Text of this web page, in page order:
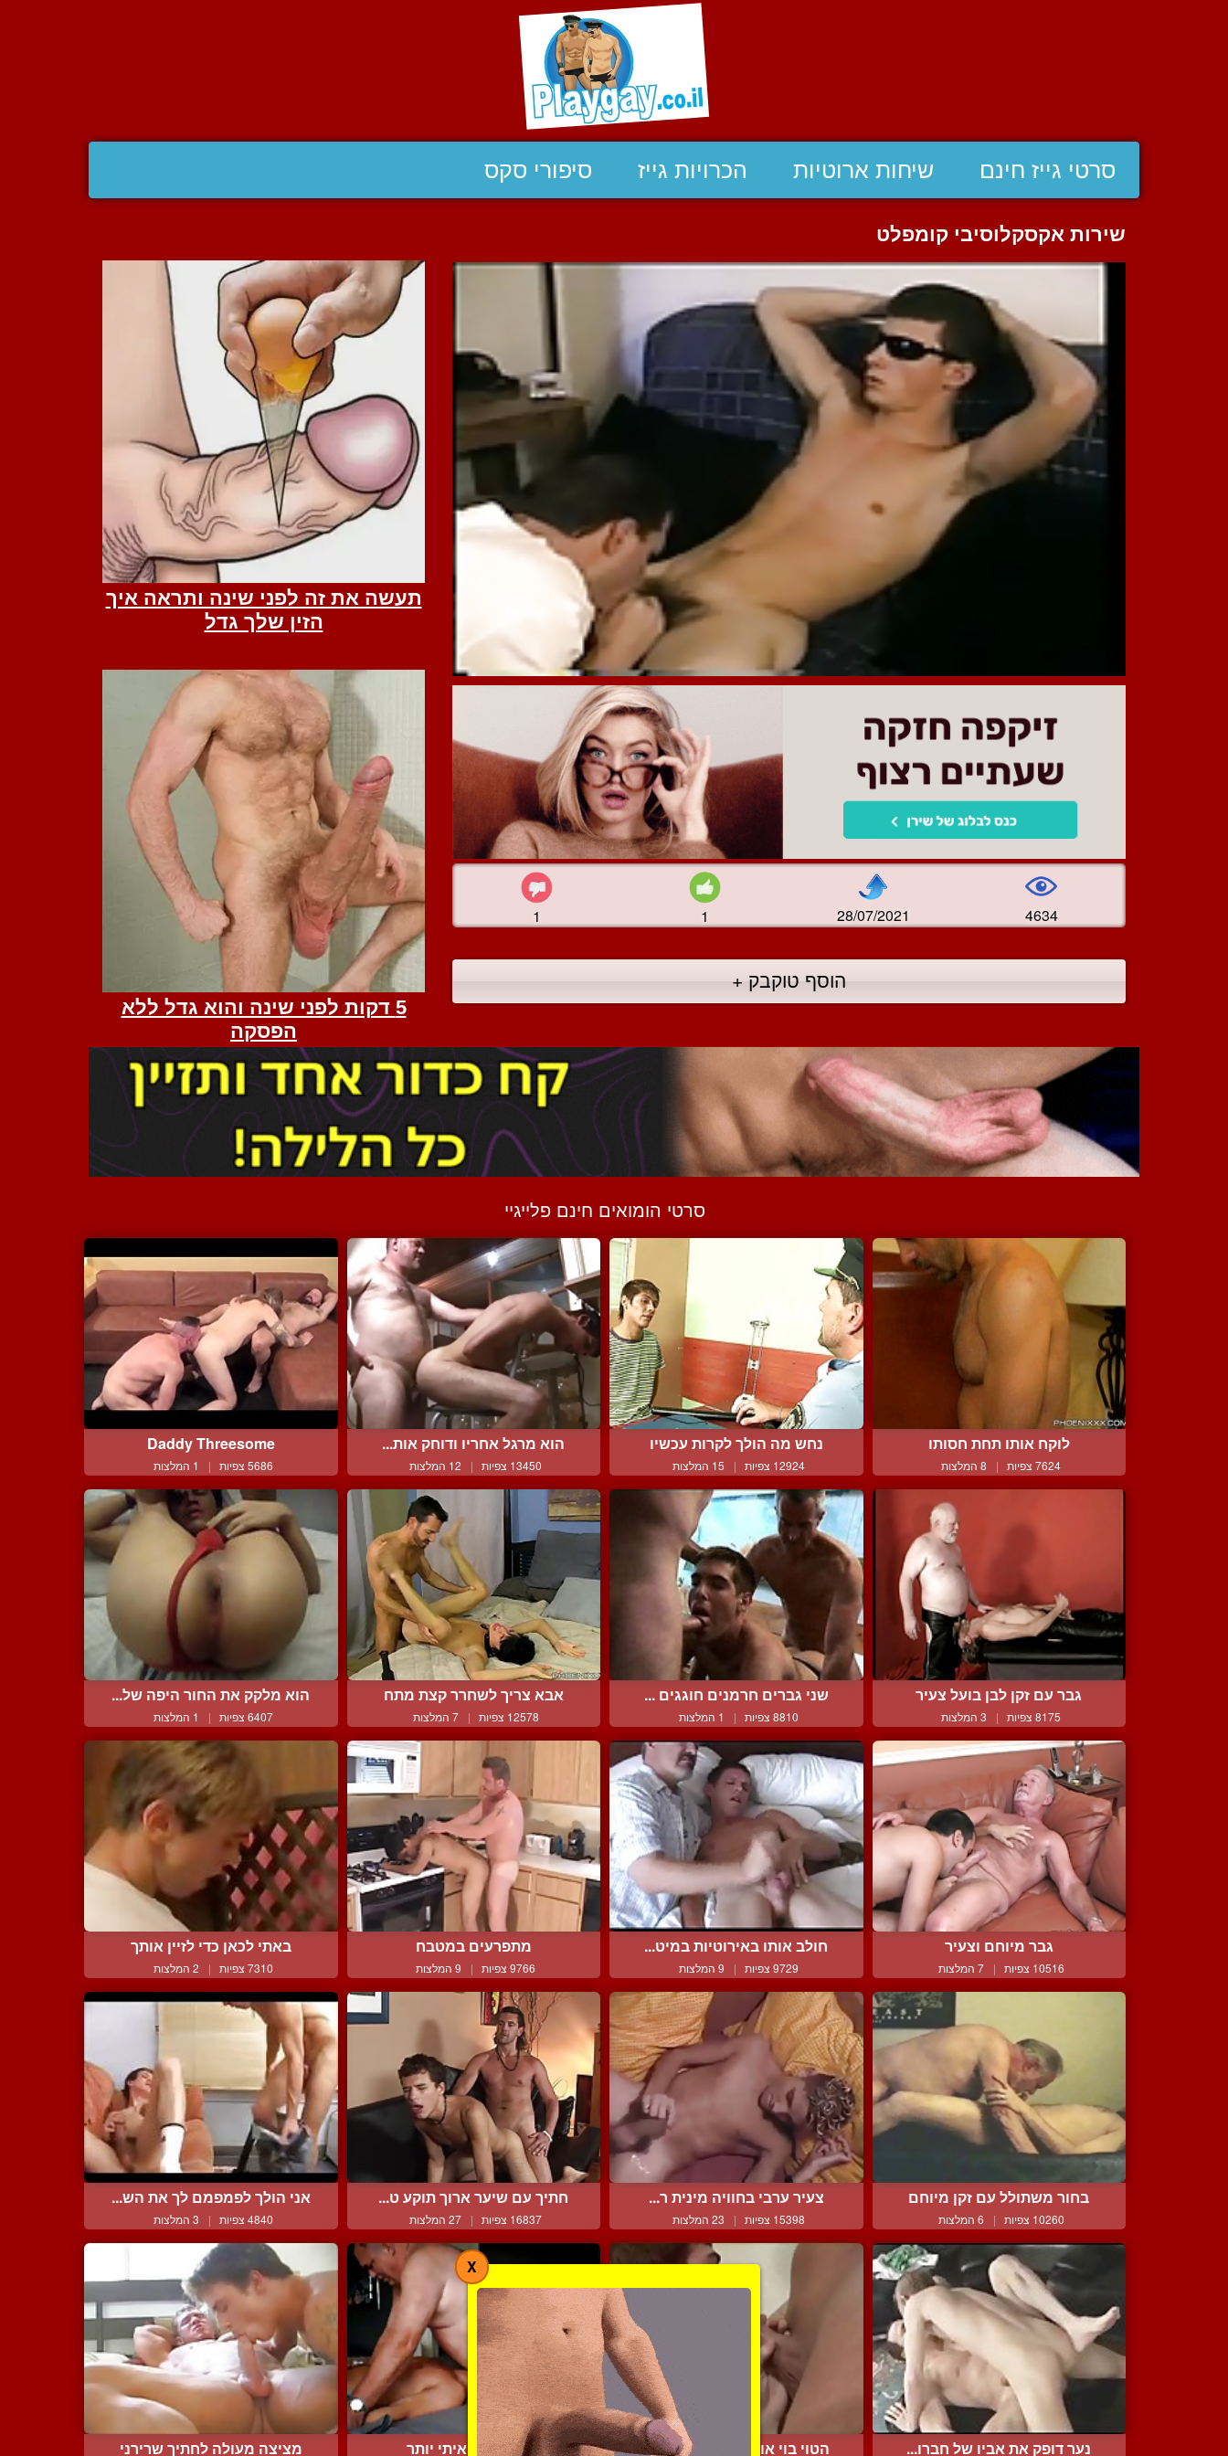
סרטי גייז חינם שיחות ארוטיות הכרויות גייז סיפורי סקס
שירות אקסקלוסיבי קומפלט
1 1 28/07/2021 4634
הוסף טוקבק +
סרטי הומואים חינם פלייגיי
לוקח אותו תחת חסותו
7624 צפיות | 8 המלצות
נחש מה הולך לקרות עכשיו
12924 צפיות | 15 המלצות
הוא מרגל אחריו ודוחק אות...
13450 צפיות | 12 המלצות
Daddy Threesome
5686 צפיות | 1 המלצות
גבר עם זקן לבן בועל צעיר
8175 צפיות | 3 המלצות
שני גברים חרמנים חוגגים ...
8810 צפיות | 1 המלצות
אבא צריך לשחרר קצת מתח
12578 צפיות | 7 המלצות
הוא מלקק את החור היפה של...
6407 צפיות | 1 המלצות
גבר מיוחם וצעיר
10516 צפיות | 7 המלצות
חולב אותו באירוטיות במיט...
9729 צפיות | 9 המלצות
מתפרעים במטבח
9766 צפיות | 9 המלצות
באתי לכאן כדי לזיין אותך
7310 צפיות | 2 המלצות
בחור משתולל עם זקן מיוחם
10260 צפיות | 6 המלצות
צעיר ערבי בחוויה מינית ר...
15398 צפיות | 23 המלצות
חתיך עם שיער ארוך תוקע ט...
16837 צפיות | 27 המלצות
אני הולך לפמפמם לך את הש...
4840 צפיות | 3 המלצות
נער דופק את אביו של חברו... הטוי בוי אוהב לשרת את הכ... אל תתעסק איתי יותר מציצה מעולה לחתיך שרירני
X